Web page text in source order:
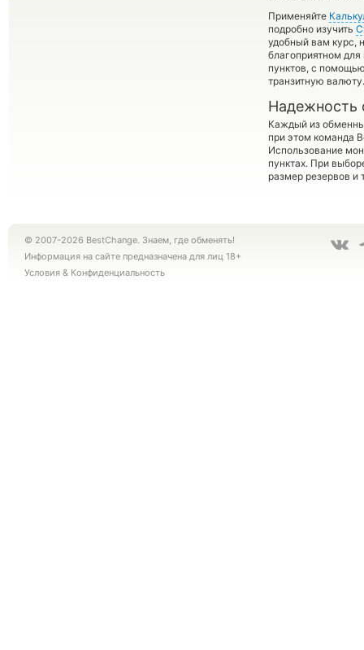
Применяйте
подробно изучить
удобный вам курс,
благоприятном
пунктов, с
транзитную валюту.
Надежность
Каждый из
при этом команда
Использование
пунктах. При
размер резервов и
© 2007-2026 BestChange. Знаем, где обменять!
Информация на сайте предназначена для лиц 18+
Условия & Конфиденциальность